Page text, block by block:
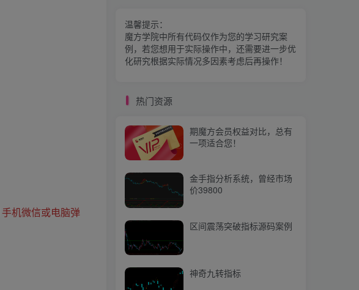
手机微信或电脑弹
神奇九转指标
热门文章
1 【期魔方资讯】拜登：反对新日铁与美国钢铁合并
2 智能资金突破渠道 ，AlgoAlpha指标案例
温馨提示：
魔方学院中所有代码仅作为您的学习研究案
例，若您想用于实际操作中，还需要进一步优
化研究根据实际情况多因素考虑后再操作！
热门资源
期魔方会员权益对比，总有
一项适合您！
金手指分析系统，曾经市场
价39800
区间震荡突破指标源码案例
神奇九转指标